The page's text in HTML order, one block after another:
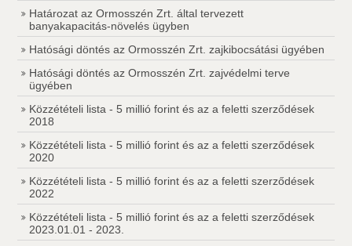
Határozat az Ormosszén Zrt. által tervezett
banyakapacitás-növelés ügyben
Hatósági döntés az Ormosszén Zrt. zajkibocsátási ügyében
Hatósági döntés az Ormosszén Zrt. zajvédelmi terve
ügyében
Közzétételi lista - 5 millió forint és az a feletti szerződések
2018
Közzétételi lista - 5 millió forint és az a feletti szerződések
2020
Közzétételi lista - 5 millió forint és az a feletti szerződések
2022
Közzétételi lista - 5 millió forint és az a feletti szerződések
2023.01.01 - 2023.